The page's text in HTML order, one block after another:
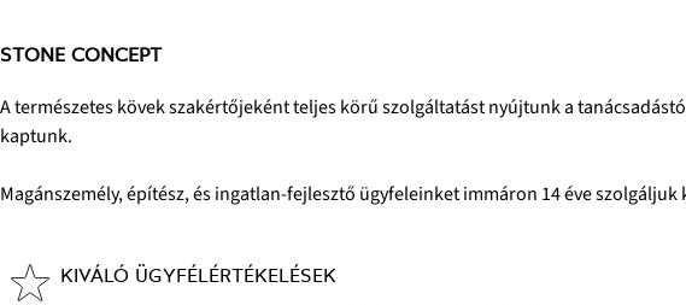
STONE CONCEPT
A természetes kövek szakértőjeként teljes körű szolgáltatást nyújtunk a
kaptunk.
Magánszemély, építész, és ingatlan-fejlesztő ügyfeleinket immáron 14 éve
KIVÁLÓ ÜGYFÉLÉRTÉKELÉSEK